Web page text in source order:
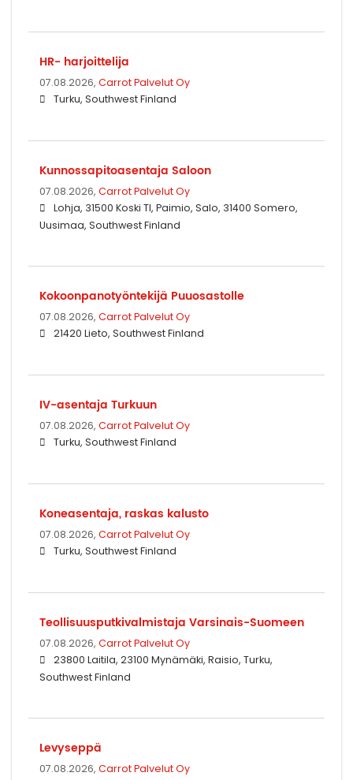
HR- harjoittelija
07.08.2026, Carrot Palvelut Oy
Turku, Southwest Finland
Kunnossapitoasentaja Saloon
07.08.2026, Carrot Palvelut Oy
Lohja, 31500 Koski Tl, Paimio, Salo, 31400 Somero,
Uusimaa, Southwest Finland
Kokoonpanotyöntekijä Puuosastolle
07.08.2026, Carrot Palvelut Oy
21420 Lieto, Southwest Finland
IV-asentaja Turkuun
07.08.2026, Carrot Palvelut Oy
Turku, Southwest Finland
Koneasentaja, raskas kalusto
07.08.2026, Carrot Palvelut Oy
Turku, Southwest Finland
Teollisuusputkivalmistaja Varsinais-Suomeen
07.08.2026, Carrot Palvelut Oy
23800 Laitila, 23100 Mynämäki, Raisio, Turku,
Southwest Finland
Levyseppä
07.08.2026, Carrot Palvelut Oy